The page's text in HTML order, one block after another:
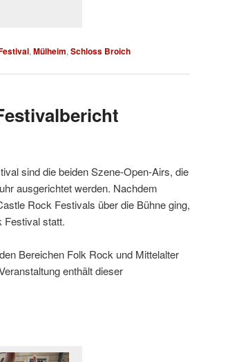
, Mülheim, Schloss Broich
sind die beiden Szene-Open-Airs, die
ausgerichtet werden. Nachdem
Rock Festivals über die Bühne ging,
Festival statt.
Bereichen Folk Rock und Mittelalter
enthält dieser